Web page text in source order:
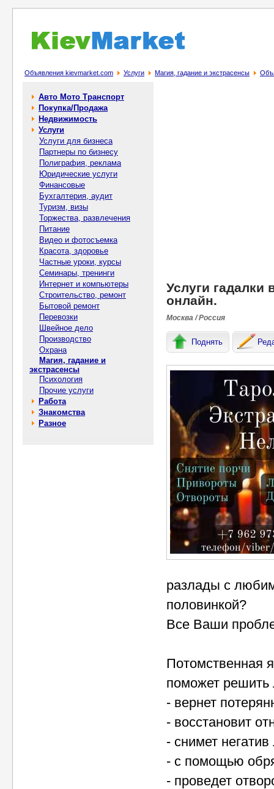
Объявления kievmarket.com Услуги Магия, гадание и экстрасенсы
Авто Мото Транспорт
Покупка/Продажа
Недвижимость
Услуги
Услуги для бизнеса
Партнеры по бизнесу
Полиграфия, реклама
Юридические услуги
Финансовые
Бухгалтерия, аудит
Туризм, визы
Торжества, развлечения
Питание
Видео и фотосъемка
Красота, здоровье
Частные уроки, курсы
Семинары, тренинги
Интернет и компьютеры
Строительство, ремонт
Бытовой ремонт
Перевозки
Швейное дело
Производство
Охрана
Магия, гадание и
экстрасенсы
Психология
Прочие услуги
Работа
Знакомства
Разное
Услуги
онлайн.
Москва / Россия
Поднять
разлады с
половинкой?
Все Ваши
Потомственная
поможет
- вернет
- восстановит
- снимет
- с помощью
- проведет